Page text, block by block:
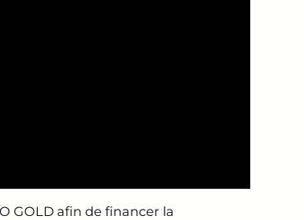
GOLD afin de financer la